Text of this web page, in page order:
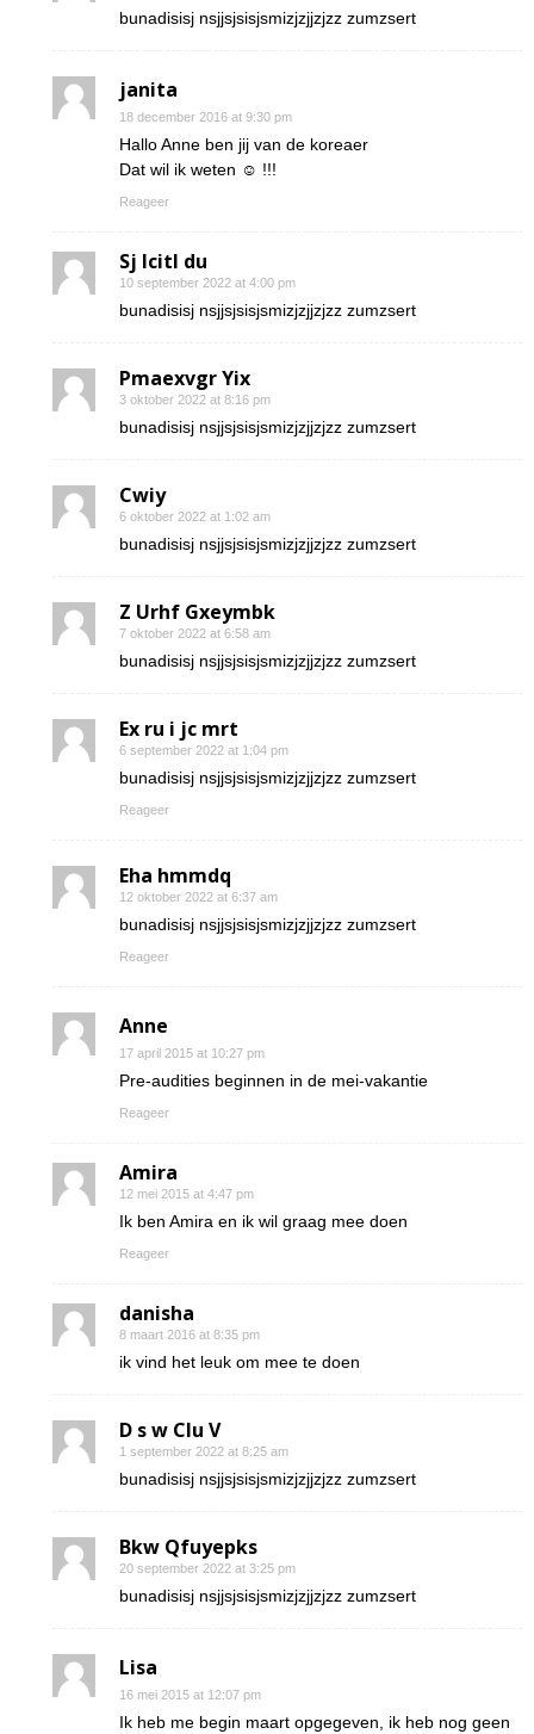
bunadisisj nsjjsjsisjsmizjzjjzjzz zumzsert
janita
18 december 2016 at 9:30 pm
Hallo Anne ben jij van de koreaer
Dat wil ik weten ☺ !!!
Reageer
Sj Icitl du
10 september 2022 at 4:00 pm
bunadisisj nsjjsjsisjsmizjzjjzjzz zumzsert
Pmaexvgr Yix
3 oktober 2022 at 8:16 pm
bunadisisj nsjjsjsisjsmizjzjjzjzz zumzsert
Cwiy
6 oktober 2022 at 1:02 am
bunadisisj nsjjsjsisjsmizjzjjzjzz zumzsert
Z Urhf Gxeymbk
7 oktober 2022 at 6:58 am
bunadisisj nsjjsjsisjsmizjzjjzjzz zumzsert
Ex ru i jc mrt
6 september 2022 at 1:04 pm
bunadisisj nsjjsjsisjsmizjzjjzjzz zumzsert
Reageer
Eha hmmdq
12 oktober 2022 at 6:37 am
bunadisisj nsjjsjsisjsmizjzjjzjzz zumzsert
Reageer
Anne
17 april 2015 at 10:27 pm
Pre-audities beginnen in de mei-vakantie
Reageer
Amira
12 mei 2015 at 4:47 pm
Ik ben Amira en ik wil graag mee doen
Reageer
danisha
8 maart 2016 at 8:35 pm
ik vind het leuk om mee te doen
D s w Clu V
1 september 2022 at 8:25 am
bunadisisj nsjjsjsisjsmizjzjjzjzz zumzsert
Bkw Qfuyepks
20 september 2022 at 3:25 pm
bunadisisj nsjjsjsisjsmizjzjjzjzz zumzsert
Lisa
16 mei 2015 at 12:07 pm
Ik heb me begin maart opgegeven, ik heb nog geen